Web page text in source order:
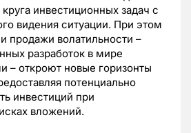
инвестиционных задач с
видения ситуации. При этом
продажи волатильности –
разработок в мире
– откроют новые горизонты
потенциально
инвестиций при
вложений.